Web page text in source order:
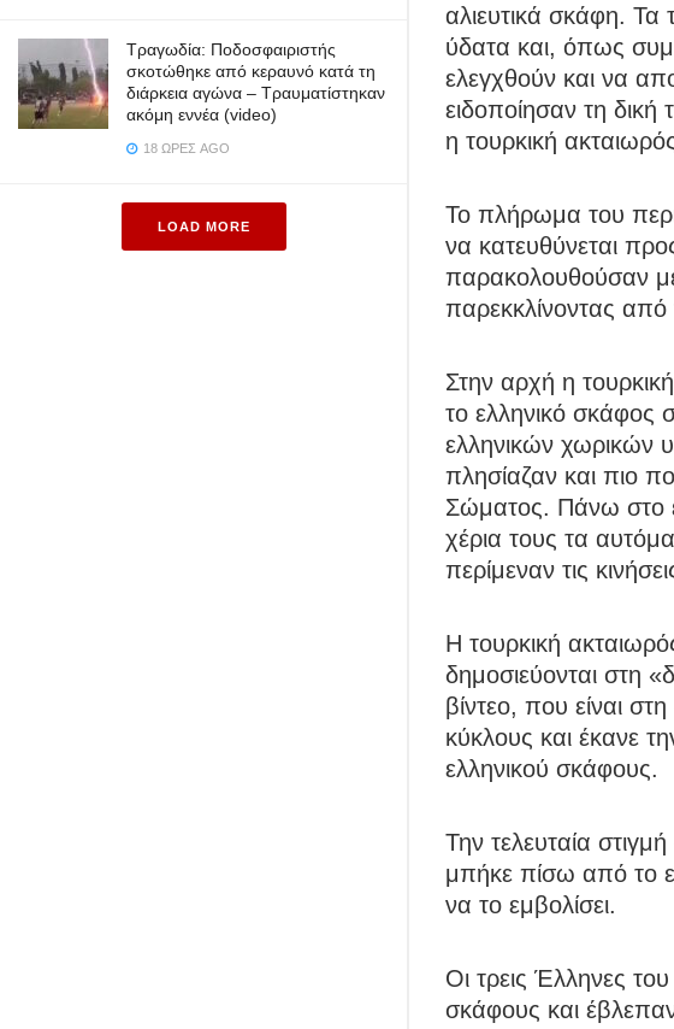
Τραγωδία: Ποδοσφαιριστής
σκοτώθηκε από κεραυνό κατά τη
διάρκεια αγώνα – Τραυματίστηκαν
ακόμη εννέα (video)
18 ΏΡΕΣ AGO
LOAD MORE
αλιευτικά σκάφη. Τα
ύδατα και, όπως
ελεγχθούν και να
ειδοποίησαν τη
η τουρκική
Το πλήρωμα του
να κατευθύνεται
παρακολουθούσαν
παρεκκλίνοντας από
Στην αρχή η
το ελληνικό
ελληνικών χωρικών
πλησίαζαν και πιο
Σώματος. Πάνω στο
χέρια τους τα
περίμεναν τις
Η τουρκική
δημοσιεύονται στη
βίντεο, που είναι
κύκλους και έκανε
ελληνικού σκάφους.
Την τελευταία
μπήκε πίσω από το
να το εμβολίσει.
Οι τρεις Έλληνες
σκάφους και